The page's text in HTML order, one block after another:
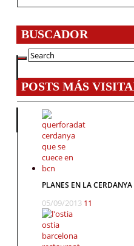
BUSCADOR
POSTS MÁS
PLANES EN LA
05/09/2013 11